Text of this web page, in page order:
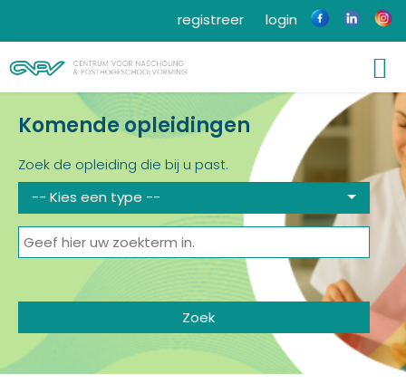
login
registreer
Komende opleidingen
Zoek de opleiding die bij u past.
-- Kies een type --